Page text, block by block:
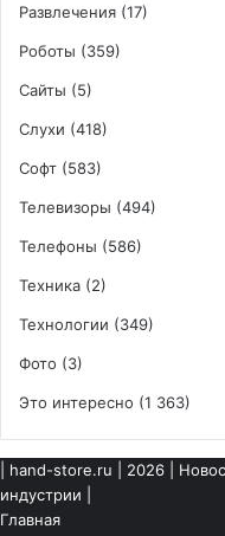
Развлечения (17)
Роботы (359)
Сайты (5)
Слухи (418)
Софт (583)
Телевизоры (494)
Телефоны (586)
Техника (2)
Технологии (349)
Фото (3)
Это интересно (1 363)
hand-store.ru | 2026 |
индустрии |
Главная